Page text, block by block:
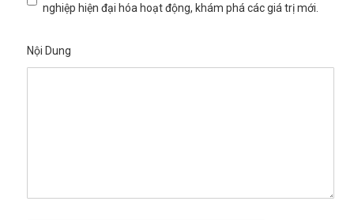
nghiệp hiện đại hóa hoạt động, khám phá các giá trị mới.
Nội Dung